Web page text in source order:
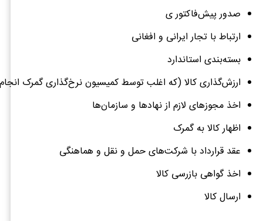
صدور پیش‌فاکتور ی
ارتباط با تجار ایرانی و افغانی
بسته‌بندی استاندارد
ارزش‌گذاری کالا (که اغلب توسط کمیسیون نرخ‌گذاری گمرک
اخذ مجوزهای لازم از نهادها و سازمان‌ها
اظهار کالا به گمرک
عقد قرارداد با شرکت‌های حمل و نقل و هماهنگی
اخذ گواهی بازرسی کالا
ارسال کالا